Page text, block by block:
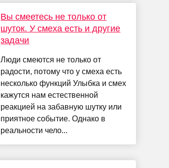
Вы смеетесь не только от
шуток. У смеха есть и другие
задачи
Люди смеются не только от
радости, потому что у смеха есть
несколько функций Улыбка и смех
кажутся нам естественной
реакцией на забавную шутку или
приятное событие. Однако в
реальности чело...